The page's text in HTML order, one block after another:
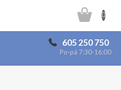
605 250 750
Po-pá 7:30-16:00
košík